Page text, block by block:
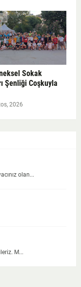
Sokak
Şenliği Coşkuyla
2026
olan...
M...